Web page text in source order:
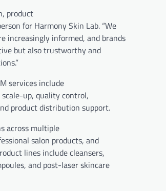
product
for Harmony Skin Lab. “We
increasingly informed, and brands
but also trustworthy and
services include
up, quality control,
product distribution support.
across multiple
salon products, and
lines include cleansers,
and post-laser skincare